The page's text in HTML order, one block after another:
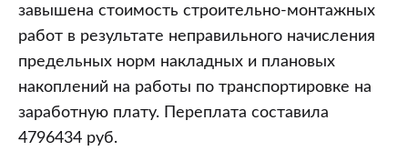
завышена стоимость строительно-монтажных
работ в результате неправильного начисления
предельных норм накладных и плановых
накоплений на работы по транспортировке на
заработную плату. Переплата составила
4796434 руб.